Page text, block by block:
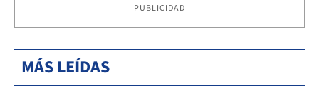
PUBLICIDAD
MÁS LEÍDAS